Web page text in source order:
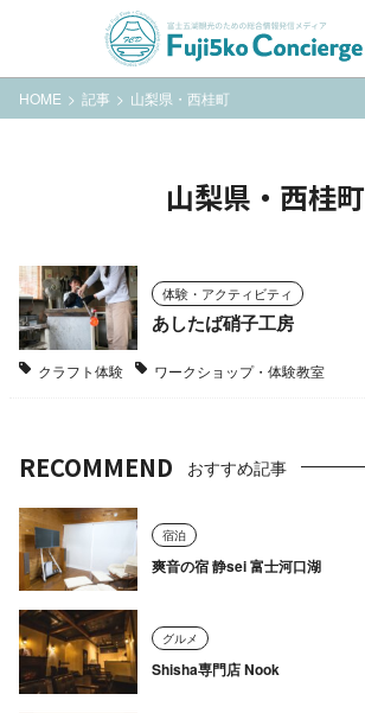
HOME 記事 山梨県・西桂町
山梨県・西桂町
体験・アクティビティ
あしたば硝子工房
クラフト体験 ワークショップ・体験教室
RECOMMEND おすすめ記事
宿泊
爽音の宿 静sei 富士河口湖
グルメ
Shisha専門店 Nook